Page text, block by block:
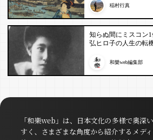
稲村行真
知らぬ間にミスコン
弘ヒロ子の人生の転
和樂web編集部
「和樂web」は、日本文化の多様で奥深
すく、さまざまな角度から紹介するメディ